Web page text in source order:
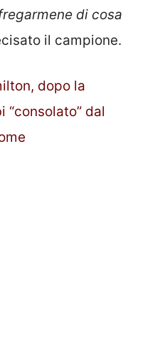
di cosa
il campione.
dopo la
“consolato” dal